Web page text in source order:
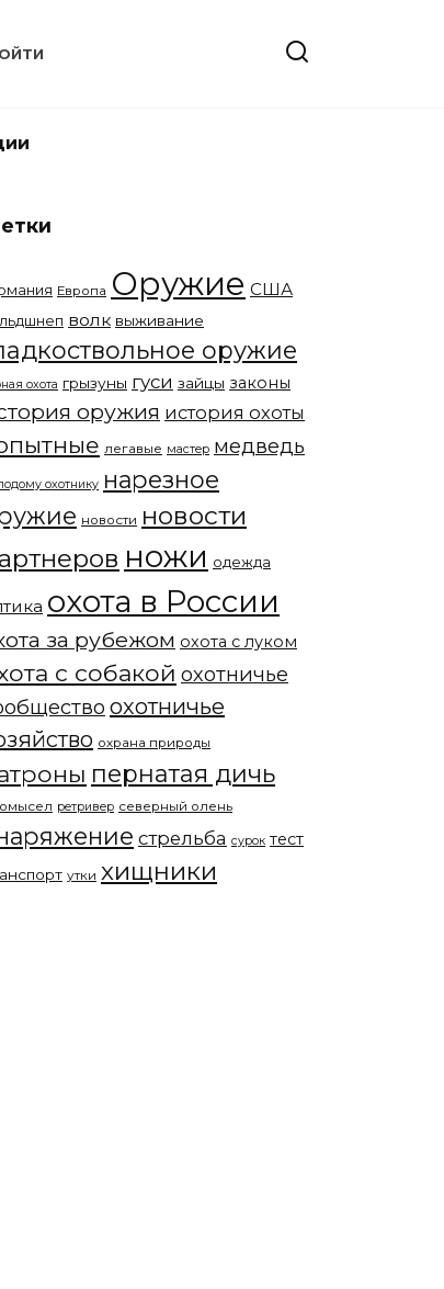
Европа Оружие США
волк выживание
оружие
охота грызуны гуси зайцы законы
оружия история охоты
легавые мастер медведь
охотнику нарезное
новости новости
ножи одежда
охота в России
за рубежом охота с луком
с собакой охотничье
охотничье
охрана природы
пернатая дичь
ретривер северный олень
стрельба сурок тест
утки хищники